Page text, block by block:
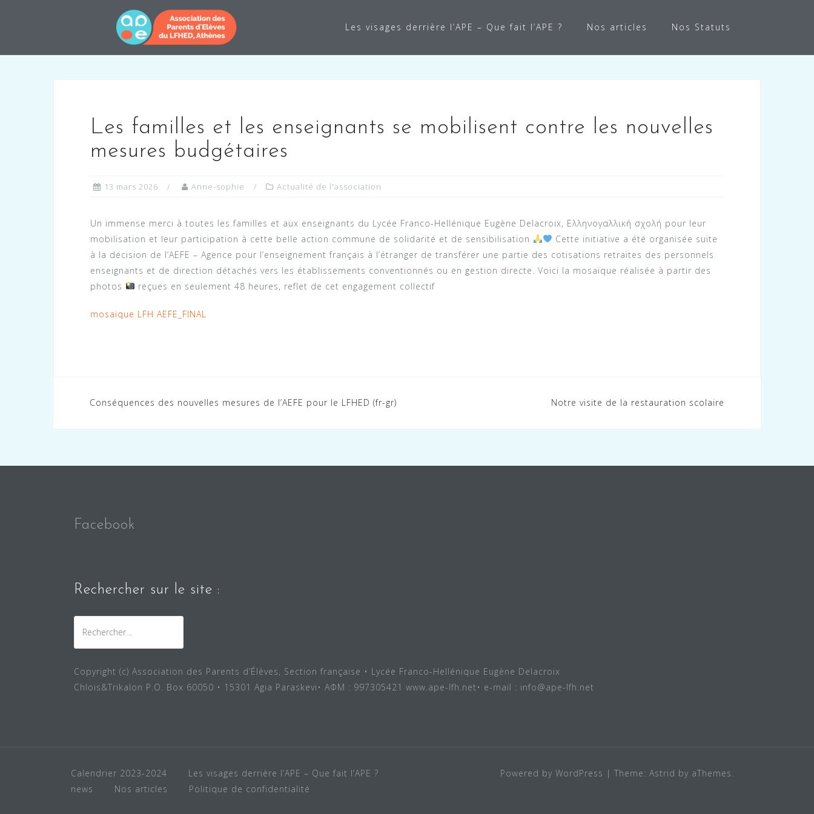
Les visages derrière l’APE – Que fait l’APE ? Nos articles Nos Statuts
Les familles et les enseignants se mobilisent contre les nouvelles
mesures budgétaires
13 mars 2026 Anne-sophie Actualité de l'association
Un immense merci à toutes les familles et aux enseignants du Lycée Franco-Hellénique Eugène Delacroix, Ελληνογαλλική σχολή pour leur
mobilisation et leur participation à cette belle action commune de solidarité et de sensibilisation
Cette initiative a été organisée suite
à la décision de l’AEFE – Agence pour l’enseignement français à l’étranger de transférer une partie des cotisations retraites des personnels
enseignants et de direction détachés vers les établissements conventionnés ou en gestion directe. Voici la mosaïque réalisée à partir des
photos
reçues en seulement 48 heures, reflet de cet engagement collectif
mosaique LFH AEFE_FINAL
Navigation
Conséquences des nouvelles mesures de l’AEFE pour le LFHED (fr-gr) Notre visite de la restauration scolaire
Facebook
Rechercher sur le site :
Copyright (c) Association des Parents d’Élèves, Section française • Lycée Franco-Hellénique Eugène Delacroix
Chlois&Trikalon P.O. Box 60050 • 15301 Agia Paraskevi• ΑΦΜ : 997305421 www.ape-lfh.net• e-mail : info@ape-lfh.net
Calendrier 2023-2024
Les visages derrière l’APE – Que fait l’APE ?
news
Nos articles Politique de confidentialité
Powered by WordPress | Theme: Astrid by aThemes.